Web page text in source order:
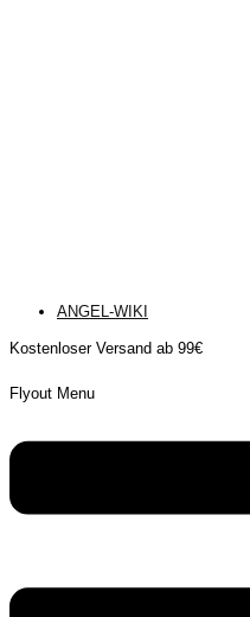
ANGEL-WIKI
Kostenloser Versand ab 99€
Flyout Menu